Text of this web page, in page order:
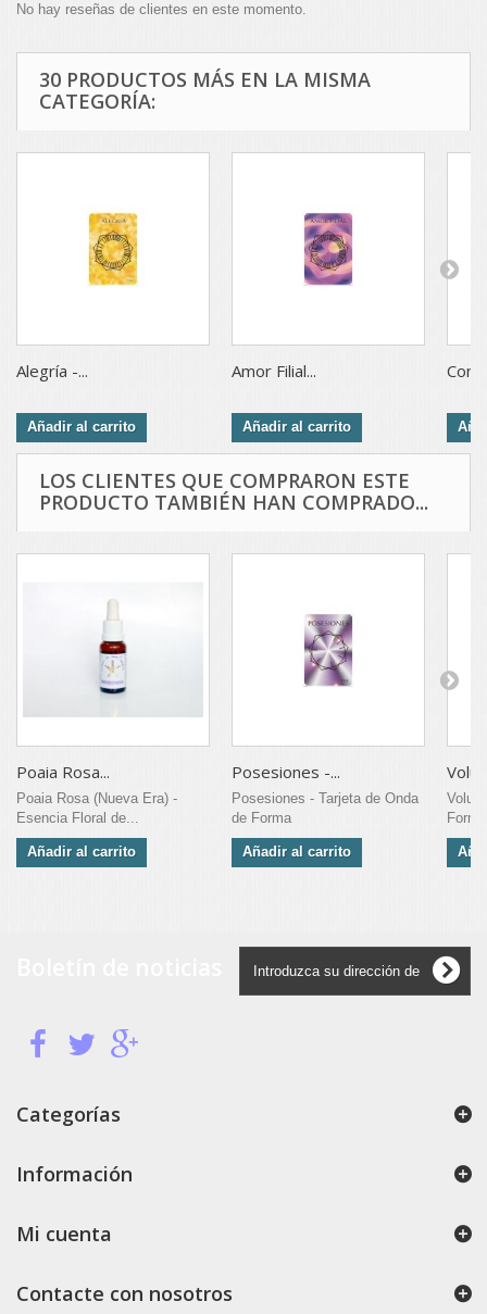
No hay reseñas de clientes en este momento.
30 PRODUCTOS MÁS EN LA MISMA
CATEGORÍA:
Alegría -...
Añadir al carrito
Amor Filial...
Añadir al carrito
LOS CLIENTES QUE COMPRARON ESTE
PRODUCTO TAMBIÉN HAN COMPRADO...
Poaia Rosa...
Poaia Rosa (Nueva Era) -
Esencia Floral de...
Añadir al carrito
Posesiones -...
Posesiones - Tarjeta de Onda
de Forma
Añadir al carrito
Forma
Categorías
Información
Mi cuenta
Contacte con nosotros